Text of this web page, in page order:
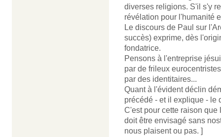
diverses religions. S'il s'y
révélation pour l'humanité
Le discours de Paul sur
succès) exprime, dès
fondatrice.
Pensons à l'entreprise
par de frileux
par des identitaires...
Quant à l'évident déclin
précédé - et il explique - le
C'est pour cette raison
doit être envisagé sans
nous plaisent ou pas. ]